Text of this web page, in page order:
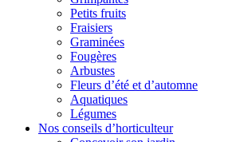
Petits fruits
Fraisiers
Graminées
Fougères
Arbustes
Fleurs d’été et d’automne
Aquatiques
Légumes
Nos conseils d’horticulteur